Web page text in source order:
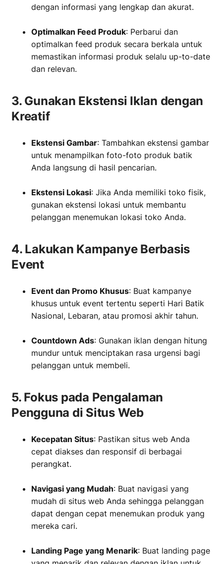
dengan informasi yang lengkap dan akurat.
Optimalkan Feed Produk: Perbarui dan
optimalkan feed produk secara berkala untuk
memastikan informasi produk selalu up-to-date
dan relevan.
3. Gunakan Ekstensi Iklan dengan
Kreatif
Ekstensi Gambar: Tambahkan ekstensi gambar
untuk menampilkan foto-foto produk batik
Anda langsung di hasil pencarian.
Ekstensi Lokasi: Jika Anda memiliki toko fisik,
gunakan ekstensi lokasi untuk membantu
pelanggan menemukan lokasi toko Anda.
4. Lakukan Kampanye Berbasis
Event
Event dan Promo Khusus: Buat kampanye
khusus untuk event tertentu seperti Hari Batik
Nasional, Lebaran, atau promosi akhir tahun.
Countdown Ads: Gunakan iklan dengan hitung
mundur untuk menciptakan rasa urgensi bagi
pelanggan untuk membeli.
5. Fokus pada Pengalaman
Pengguna di Situs Web
Kecepatan Situs: Pastikan situs web Anda
cepat diakses dan responsif di berbagai
perangkat.
Navigasi yang Mudah: Buat navigasi yang
mudah di situs web Anda sehingga pelanggan
dapat dengan cepat menemukan produk yang
mereka cari.
Landing Page yang Menarik: Buat landing page